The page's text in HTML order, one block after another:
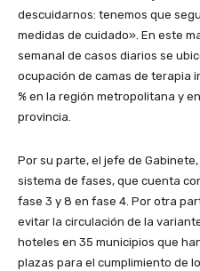
descuidarnos: tenemos que
medidas de cuidado». En este
semanal de casos diarios se
ocupación de camas de terapia
% en la región metropolitana y
provincia.
Por su parte, el jefe de
sistema de fases, que cuenta
fase 3 y 8 en fase 4. Por otra
evitar la circulación de la
hoteles en 35 municipios que
plazas para el cumplimiento de